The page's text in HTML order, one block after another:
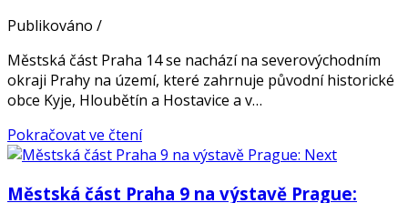
Publikováno /
Městská část Praha 14 se nachází na severovýchodním
okraji Prahy na území, které zahrnuje původní historické
obce Kyje, Hloubětín a Hostavice a v…
Pokračovat ve čtení
Městská část Praha 9 na výstavě Prague: